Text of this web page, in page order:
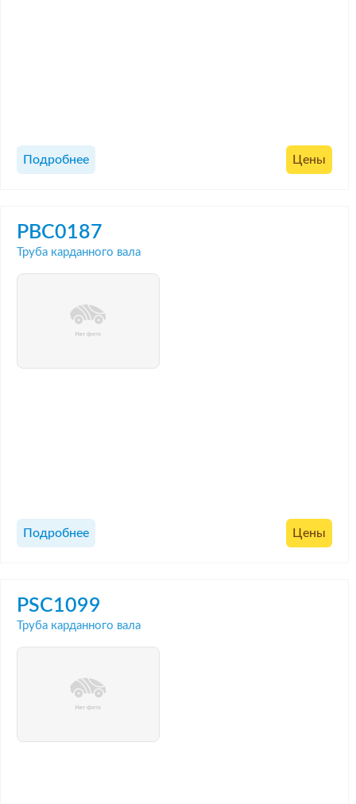
Подробнее Цены
PBC0187
Труба карданного вала
Подробнее Цены
PSC1099
Труба карданного вала